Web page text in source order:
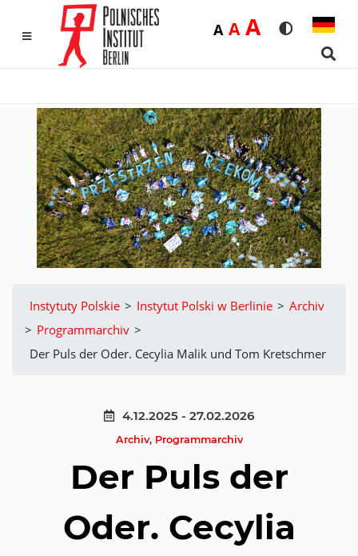
Rozmiar
ADomyślna
AŚrednia
ADużaWersja
Instytuty Polskie > Instytut Polski w Berlinie > Archiv
> Programmarchiv >
Der Puls der Oder. Cecylia Malik und Tom Kretschmer
4.12.2025 - 27.02.2026
Archiv, Programmarchiv
Der Puls der
Oder. Cecylia